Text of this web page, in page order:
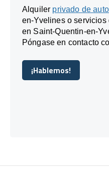
Alquiler privado de
en-Yvelines o servicios
en Saint-Quentin-en-
Póngase en contacto
¡Hablemos!
¡Hablemos!